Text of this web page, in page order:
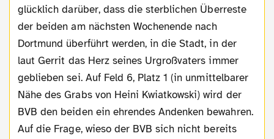
glücklich darüber, dass die sterblichen Überreste
der beiden am nächsten Wochenende nach
Dortmund überführt werden, in die Stadt, in der
laut Gerrit das Herz seines Urgroßvaters immer
geblieben sei. Auf Feld 6, Platz 1 (in unmittelbarer
Nähe des Grabs von Heini Kwiatkowski) wird der
BVB den beiden ein ehrendes Andenken bewahren.
Auf die Frage, wieso der BVB sich nicht bereits